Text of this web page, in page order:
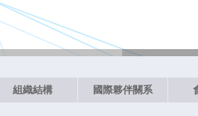
組織結構 國際夥伴關系